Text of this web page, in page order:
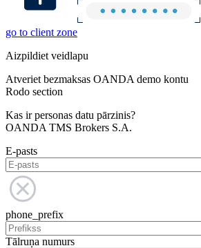
go to client zone
Aizpildiet veidlapu
Atveriet bezmaksas OANDA demo kontu
Rodo section
Kas ir personas datu pārzinis?
OANDA TMS Brokers S.A.
E-pasts
phone_prefix
Tālruņa numurs